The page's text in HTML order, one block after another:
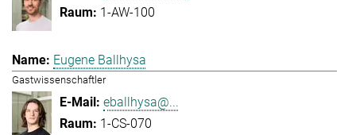
1-AW-100
Eugene Ballhysa
Gastwissenschaftler
eballhysa@...
1-CS-070